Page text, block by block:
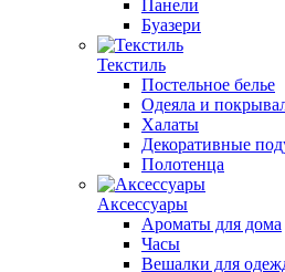
Панели
Буазери
Текстиль
Постельное белье
Одеяла и
Халаты
Декоративные
Полотенца
Аксессуары
Ароматы для дома
Часы
Вешалки для